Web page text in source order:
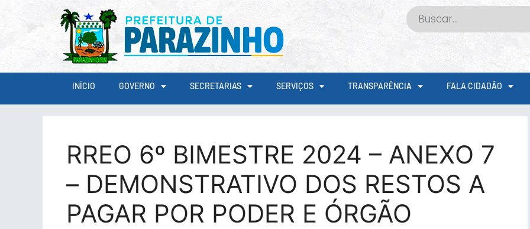
INÍCIO GOVERNO SECRETARIAS SERVIÇOS TRANSPARÊNCIA FALA CIDADÃO
RREO 6º BIMESTRE 2024 – ANEXO 7
– DEMONSTRATIVO DOS RESTOS A
PAGAR POR PODER E ÓRGÃO